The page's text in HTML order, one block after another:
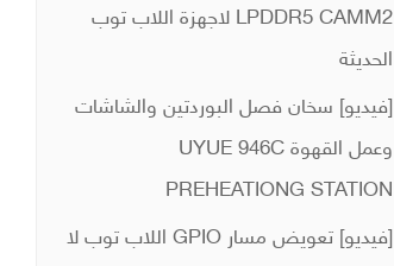
LPDDR5 CAMM2 لاجهزة اللاب توب
الحديثة
[فيديو] سخان فصل البوردتين والشاشات
وعمل القهوة UYUE 946C
PREHEATIONG STATION
[فيديو] تعويض مسار GPIO اللاب توب لا